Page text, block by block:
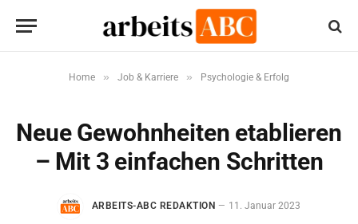
Home » Job & Karriere » Psychologie & Erfolg
Neue Gewohnheiten etablieren
– Mit 3 einfachen Schritten
ARBEITS-ABC REDAKTION 11. Januar 2023